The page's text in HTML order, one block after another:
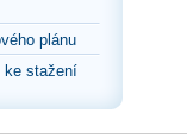
plánu
ke stažení